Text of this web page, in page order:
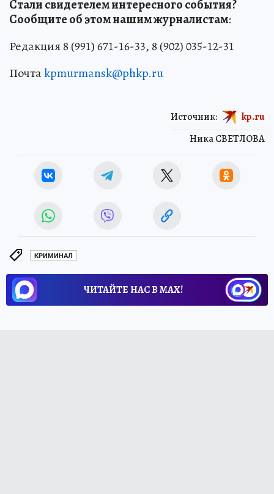
Стали свидетелем интересного события?
Сообщите об этом нашим журналистам:
Редакция 8 (991) 671-16-33, 8 (902) 035-12-31
Почтаkpmurmansk@phkp.ru
Ника СВЕТЛОВА
Источник: kp.ru
КРИМИНАЛ
ЧИТАЙТЕ НАС В МАХ!